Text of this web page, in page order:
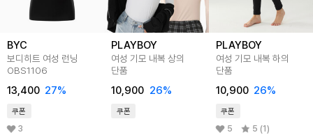
BYC
보디히트 여성 런닝
OBS1106
13,400 27%
쿠폰
3
PLAYBOY
여성 기모 내복 상의
단품
10,900 26%
쿠폰
PLAYBOY
여성 기모 내복 하의
단품
10,900 26%
쿠폰
5 5 (1)